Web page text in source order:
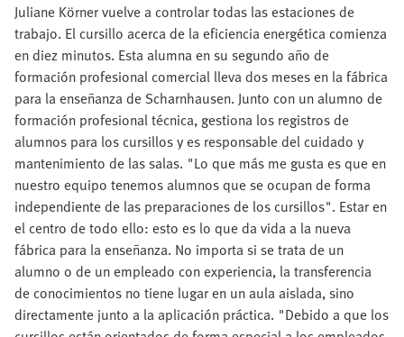
Juliane Körner vuelve a controlar todas las estaciones de
trabajo. El cursillo acerca de la eficiencia energética comienza
en diez minutos. Esta alumna en su segundo año de
formación profesional comercial lleva dos meses en la fábrica
para la enseñanza de Scharnhausen. Junto con un alumno de
formación profesional técnica, gestiona los registros de
alumnos para los cursillos y es responsable del cuidado y
mantenimiento de las salas. "Lo que más me gusta es que en
nuestro equipo tenemos alumnos que se ocupan de forma
independiente de las preparaciones de los cursillos". Estar en
el centro de todo ello: esto es lo que da vida a la nueva
fábrica para la enseñanza. No importa si se trata de un
alumno o de un empleado con experiencia, la transferencia
de conocimientos no tiene lugar en un aula aislada, sino
directamente junto a la aplicación práctica. "Debido a que los